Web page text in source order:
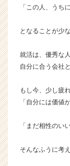
「この人、うち
となることが少
就活は、優秀な
自分に合う会社
もし今、少し疲
「自分には価値
「まだ相性のい
そんなふうに考